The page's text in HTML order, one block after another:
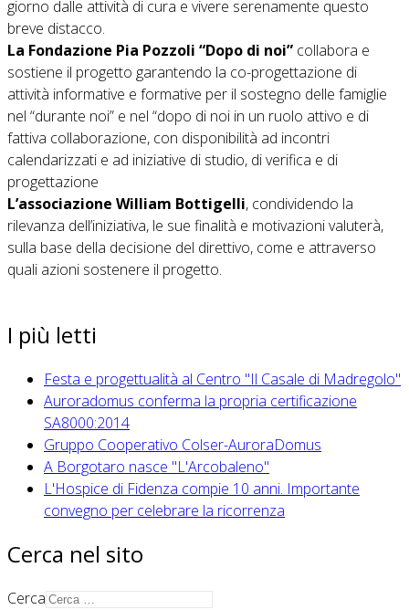
giorno dalle attività di cura e vivere serenamente questo
breve distacco.
La Fondazione Pia Pozzoli “Dopo di noi” collabora e
sostiene il progetto garantendo la co-progettazione di
attività informative e formative per il sostegno delle famiglie
nel “durante noi” e nel “dopo di noi in un ruolo attivo e di
fattiva collaborazione, con disponibilità ad incontri
calendarizzati e ad iniziative di studio, di verifica e di
progettazione
L’associazione William Bottigelli, condividendo la
rilevanza dell’iniziativa, le sue finalità e motivazioni valuterà,
sulla base della decisione del direttivo, come e attraverso
quali azioni sostenere il progetto.
I più letti
Festa e progettualità al Centro "Il Casale di Madregolo"
Auroradomus conferma la propria certificazione
SA8000:2014
Gruppo Cooperativo Colser-AuroraDomus
A Borgotaro nasce "L'Arcobaleno"
L'Hospice di Fidenza compie 10 anni. Importante
convegno per celebrare la ricorrenza
Cerca nel sito
Cerca